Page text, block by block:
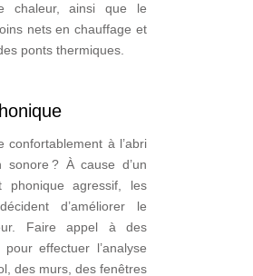
chaleur, ainsi que le
nets en chauffage et
ponts thermiques.
confortablement à l’abri
sonore ? À cause d’un
phonique agressif, les
d’améliorer le
Faire appel à des
pour effectuer l’analyse
des murs, des fenêtres